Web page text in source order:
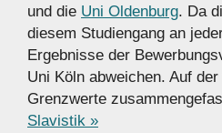
und die Uni Oldenburg. Da
diesem Studiengang an
Ergebnisse der
Uni Köln abweichen. Auf
Grenzwerte
Slavistik »